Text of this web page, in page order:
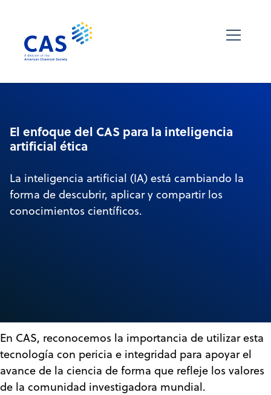
El enfoque del CAS para la inteligencia
artificial ética
La inteligencia artificial (IA) está cambiando la
forma de descubrir, aplicar y compartir los
conocimientos científicos.
En CAS, reconocemos la importancia de utilizar esta
tecnología con pericia e integridad para apoyar el
avance de la ciencia de forma que refleje los valores
de la comunidad investigadora mundial.